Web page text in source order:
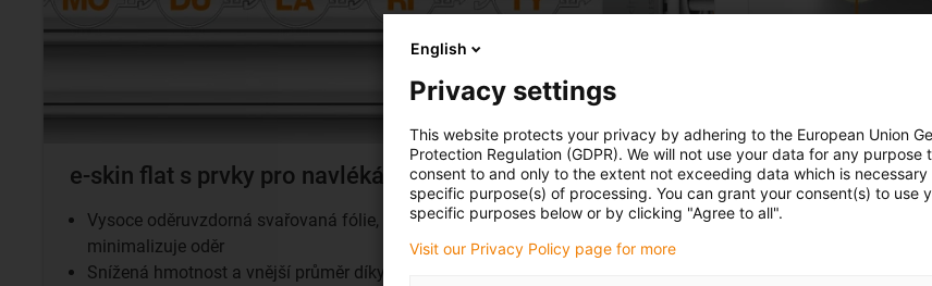
e-skin flat s prvky pro navlékání
Vysoce oděruvzdorná svařovaná fólie, která chrání pramenné prvky a
minimalizuje oděr
Snížená hmotnost a vnější průměr díky absenci vnějšího pláště
Vícevrstvý plášť,
English
Privacy settings
This website protects your privacy by adhering to the European Union
Protection Regulation (GDPR). We will not use your data for any purpose
consent to and only to the extent not exceeding data which is necessary
specific purpose(s) of processing. You can grant your consent(s) to use
specific purposes below or by clicking "Agree to all".
Visit our Privacy Policy page for more